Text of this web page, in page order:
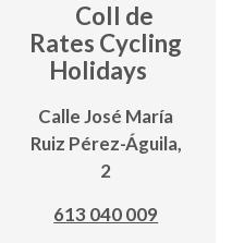
Coll de
Rates Cycling
Holidays
Calle José María
Ruiz Pérez-Águila,
2
613 040 009